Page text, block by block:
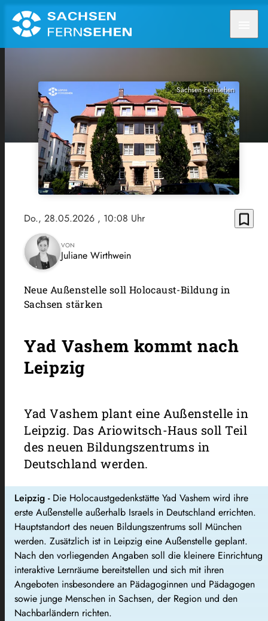
Sachsen Fernsehen
Do., 28.05.2026 , 10:08 Uhr bookmark_border
VON
Juliane Wirthwein
Neue Außenstelle soll Holocaust-Bildung in
Sachsen stärken
Yad Vashem kommt nach
Leipzig
Yad Vashem plant eine Außenstelle in
Leipzig. Das Ariowitsch-Haus soll Teil
des neuen Bildungszentrums in
Deutschland werden.
Leipzig -Die Holocaustgedenkstätte Yad Vashem wird ihre
erste Außenstelle außerhalb Israels in Deutschland errichten.
Hauptstandort des neuen Bildungszentrums soll München
werden. Zusätzlich ist in Leipzig eine Außenstelle geplant.
Nach den vorliegenden Angaben soll die kleinere Einrichtung
interaktive Lernräume bereitstellen und sich mit ihren
Angeboten insbesondere an Pädagoginnen und Pädagogen
sowie junge Menschen in Sachsen, der Region und den
Nachbarländern richten.